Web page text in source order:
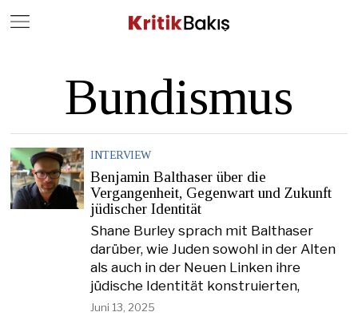
Bundismus
INTERVIEW
Benjamin Balthaser über die
Vergangenheit, Gegenwart und Zukunft
jüdischer Identität
Shane Burley sprach mit Balthaser
darüber, wie Juden sowohl in der Alten
als auch in der Neuen Linken ihre
jüdische Identität konstruierten,
Juni 13, 2025